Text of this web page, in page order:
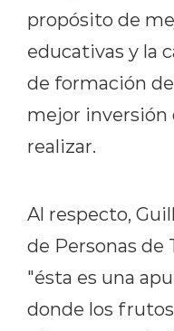
propósito de
educativas y la
de formación
mejor inversión
realizar.
Al respecto,
de Personas de
"ésta es una
donde los